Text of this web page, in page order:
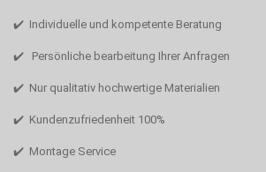
✔️ Individuelle und kompetente Beratung
✔️ Persönliche bearbeitung Ihrer Anfragen
✔️ Nur qualitativ hochwertige Materialien
✔️ Kundenzufriedenheit 100%
✔️ Montage Service